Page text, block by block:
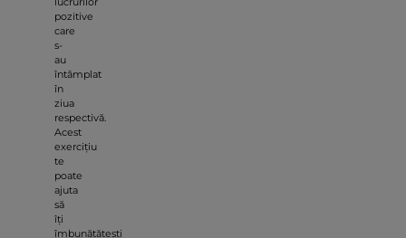
pozitive
care
s-
au
întâmplat
în
ziua
respectivă.
Acest
exercițiu
te
poate
ajuta
să
îți
îmbunătățești